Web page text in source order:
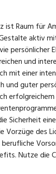
ist Raum für
aktiv
persönlicher
und
mit einer
und guter
Sicherheit
Vorzüge des
Nutze die